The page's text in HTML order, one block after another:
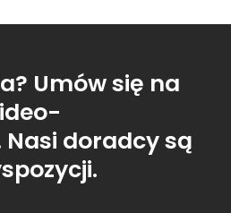
Umów się na
doradcy są